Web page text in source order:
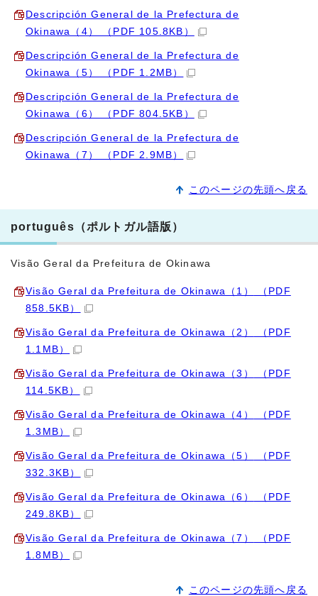
Descripción General de la Prefectura de
Okinawa（4）
（PDF 105.8KB）
Descripción General de la Prefectura de
Okinawa（5）
（PDF 1.2MB）
Descripción General de la Prefectura de
Okinawa（6）
（PDF 804.5KB）
Descripción General de la Prefectura de
Okinawa（7）
（PDF 2.9MB）
このページの先頭へ戻る
português（ポルトガル語版）
Visão Geral da Prefeitura de Okinawa
Visão Geral da Prefeitura de Okinawa（1）
（PDF
858.5KB）
Visão Geral da Prefeitura de Okinawa（2）
（PDF
1.1MB）
Visão Geral da Prefeitura de Okinawa（3）
（PDF
114.5KB）
Visão Geral da Prefeitura de Okinawa（4）
（PDF
1.3MB）
Visão Geral da Prefeitura de Okinawa（5）
（PDF
332.3KB）
Visão Geral da Prefeitura de Okinawa（6）
（PDF
249.8KB）
Visão Geral da Prefeitura de Okinawa（7）
（PDF
1.8MB）
このページの先頭へ戻る